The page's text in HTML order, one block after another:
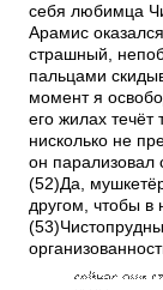
себя любимца
Арамис
страшный,
пальцами
момент я
его жилах течёт
нисколько не
он парализовал
(52)Да,
другом, чтобы